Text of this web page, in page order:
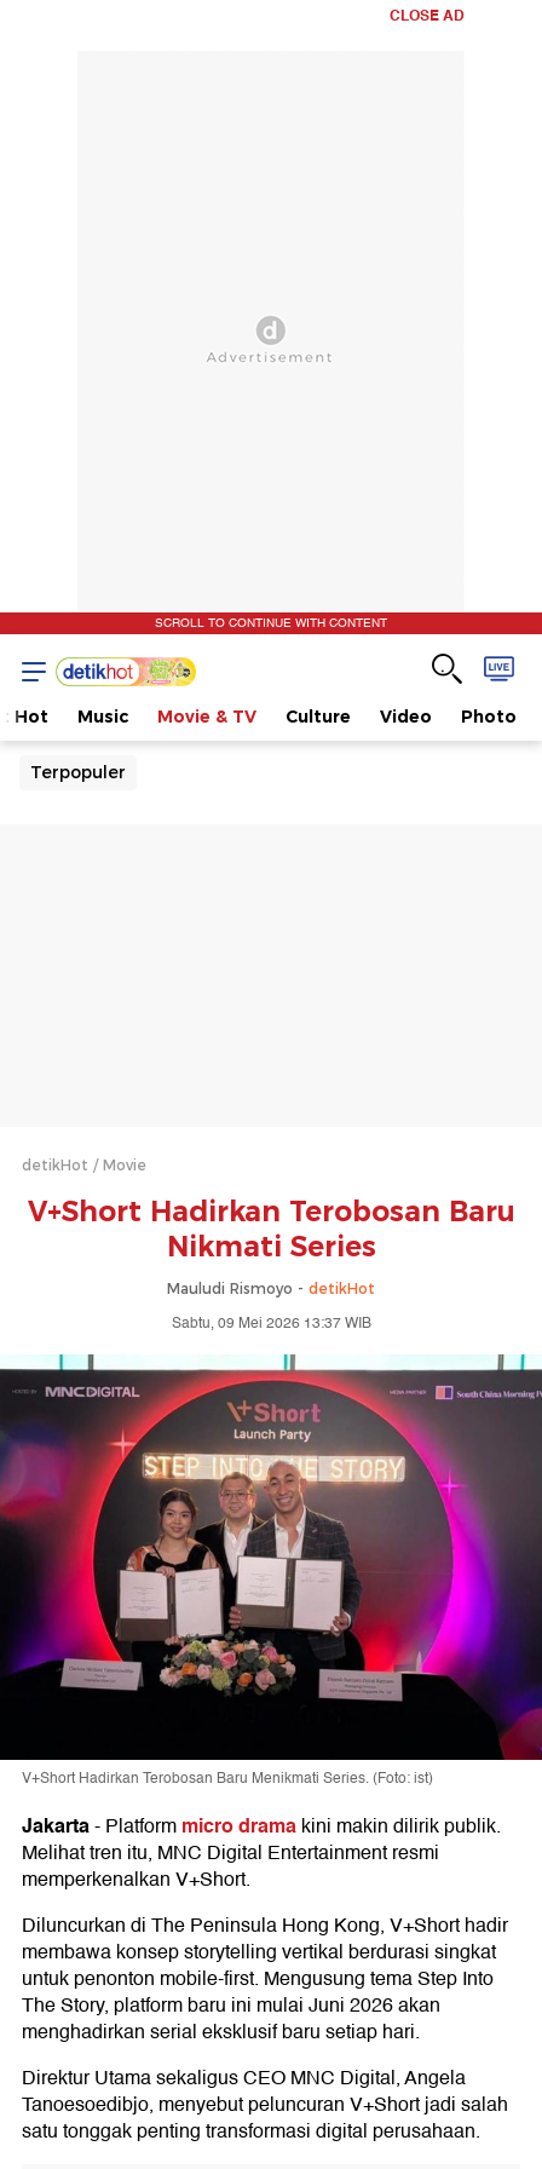
CLOSE AD
SCROLL TO CONTINUE WITH CONTENT
Hot Music Movie & TV Culture Video Photo
Terpopuler
detikHot Movie
V+Short Hadirkan Terobosan Baru
Nikmati Series
Mauludi Rismoyo - detikHot
Sabtu, 09 Mei 2026 13:37 WIB
V+Short Hadirkan Terobosan Baru Menikmati Series. (Foto: ist)
Jakarta-Platformmicro dramakini makin dilirik publik.
Melihat tren itu, MNC Digital Entertainment resmi
memperkenalkan V+Short.
Diluncurkan di The Peninsula Hong Kong, V+Short hadir
membawa konsep storytelling vertikal berdurasi singkat
untuk penonton mobile-first. Mengusung tema Step Into
The Story, platform baru ini mulai Juni 2026 akan
menghadirkan serial eksklusif baru setiap hari.
Direktur Utama sekaligus CEO MNC Digital, Angela
Tanoesoedibjo, menyebut peluncuran V+Short jadi salah
satu tonggak penting transformasi digital perusahaan.